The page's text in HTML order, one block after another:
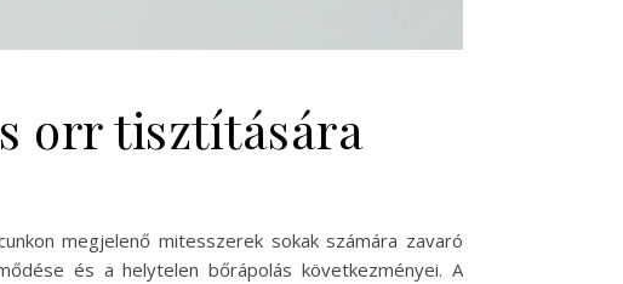
orr tisztítására
megjelenő mitesszerek sokak számára zavaró
és a helytelen bőrápolás következményei. A